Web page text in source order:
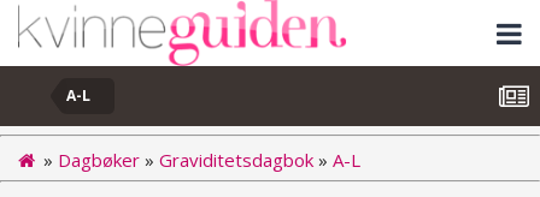
A-L
» Dagbøker » Graviditetsdagbok » A-L